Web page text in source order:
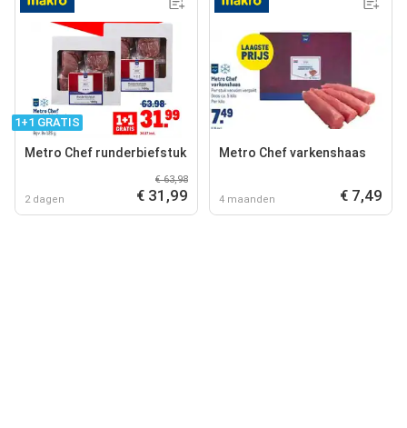
1+1 GRATIS
Metro Chef runderbiefstuk
2 dagen
€ 63,98
€ 31,99
Metro Chef varkenshaas
4 maanden € 7,49